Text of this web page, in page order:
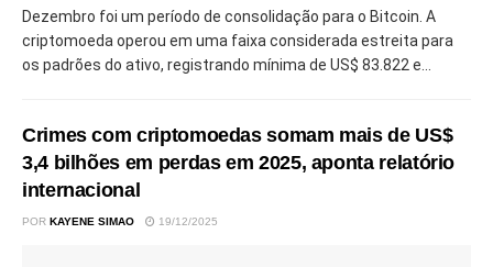
Dezembro foi um período de consolidação para o Bitcoin. A
criptomoeda operou em uma faixa considerada estreita para
os padrões do ativo, registrando mínima de US$ 83.822 e...
Crimes com criptomoedas somam mais de US$
3,4 bilhões em perdas em 2025, aponta relatório
internacional
POR KAYENE SIMAO 19/12/2025